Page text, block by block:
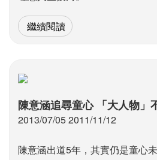
繼續閱讀
陳意涵追尋童心 「大人物」
2013/07/05 2011/11/12
陳意涵出道5年，其實仍是童心